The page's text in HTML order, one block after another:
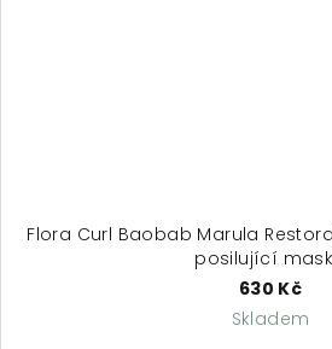
Flora Curl Baobab Marula
posilující
630 Kč
Skladem